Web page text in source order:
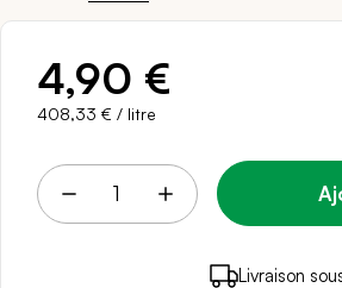
4,90 €
408,33 € / litre
4 points de fidélité (0,08
Livraison
Paiement